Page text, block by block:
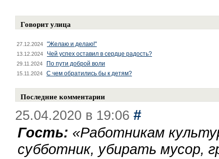
Говорит улица
27.12.2024 "Желаю и делаю!"
13.12.2024 Чей успех оставил в сердце радость?
29.11.2024 По пути доброй воли
15.11.2024 С чем обратились бы к детям?
Последние комментарии
25.04.2020 в 19:06 #
Гость: «Работникам
субботник, убирать мусор,